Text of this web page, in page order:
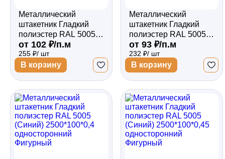
Металлический
штакетник Гладкий
полиэстер RAL 5005
(Синий) 2500*100*0,5
двухсторонний
Прямой
от 102 ₽/п.м
255 ₽/ шт
В корзину
Металлический
штакетник Гладкий
полиэстер RAL 5005
(Синий) 2500*100*0,5
односторонний
Прямой
от 93 ₽/п.м
232 ₽/ шт
В корзину